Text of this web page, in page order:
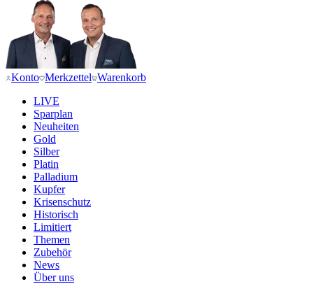
Konto Merkzettel Warenkorb
LIVE
Sparplan
Neuheiten
Gold
Silber
Platin
Palladium
Kupfer
Krisenschutz
Historisch
Limitiert
Themen
Zubehör
News
Über uns